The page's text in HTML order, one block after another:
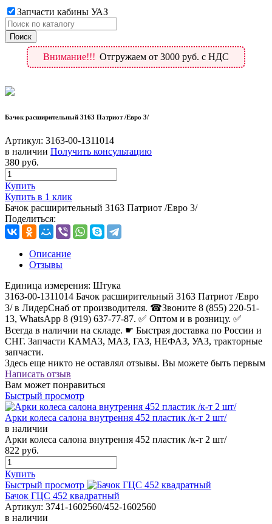
Запчасти кабины УАЗ
Внимание!!! Отгружаем от 3000 руб. с НДС
Бачок расширительный 3163 Патриот /Евро 3/
Артикул: 3163-00-1311014
в наличии Получить консультацию
380 руб.
Купить
Купить в 1 клик
Бачок расширительный 3163 Патриот /Евро 3/
Поделиться:
Описание
Отзывы
Единица измерения: Штука
3163-00-1311014 Бачок расширительный 3163 Патриот /Евро
3/ в ЛидерСнаб от производителя. ☎Звоните 8 (855) 220-51-
13, WhatsApp 8 (919) 637-77-87. ✅ Оптом и в розницу. ✅
Всегда в наличии на складе. ☛ Быстрая доставка по России и
СНГ. Запчасти КАМАЗ, МАЗ, ГАЗ, НЕФАЗ, УАЗ, тракторные
запчасти.
Здесь еще никто не оставлял отзывы. Вы можете быть первым
Написать отзыв
Вам может понравиться
Быстрый просмотр
Арки колеса салона внутрення 452 пластик /к-т 2 шт/
в наличии
Арки колеса салона внутрення 452 пластик /к-т 2 шт/
822 руб.
Купить
Быстрый просмотр
Бачок ГЦС 452 квадратный
Артикул: 3741-1602560/452-1602560
в наличии